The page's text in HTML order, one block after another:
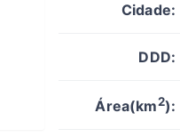
Cidade:
DDD:
Área(km2):